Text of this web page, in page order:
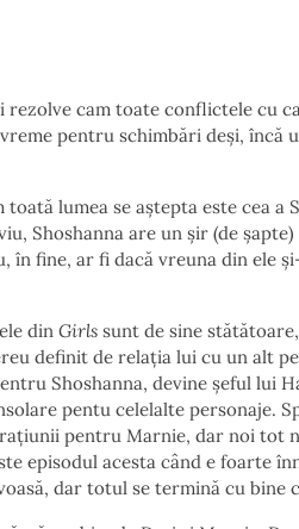
rezolve cam toate conflictele cu
pentru schimbări deși, încă
lumea se aștepta este cea a
Shoshanna are un șir (de
în fine, ar fi dacă vreuna din ele
din Girls sunt de sine
definit de relația lui cu un alt
Shoshanna, devine șeful lui
pentu celelalte personaje.
pentru Marnie, dar noi tot
episodul acesta când e foarte
dar totul se termină cu bine